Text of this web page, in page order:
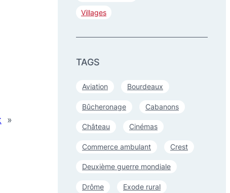
»
Villages
TAGS
Aviation Bourdeaux
Bûcheronage Cabanons
Château Cinémas
Commerce ambulant Crest
Deuxième guerre mondiale
Drôme Exode rural